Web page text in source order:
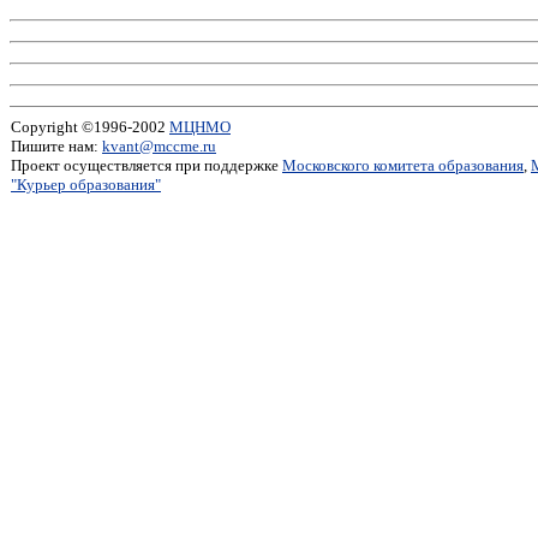
Copyright ©1996-2002 МЦНМО
Пишите нам: kvant@mccme.ru
Проект осуществляется при поддержке Московского комитета образования,
"Курьер образования"